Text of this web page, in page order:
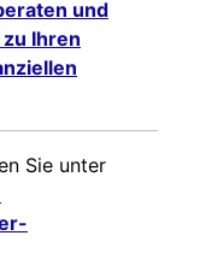
und
Ihren
Sie unter